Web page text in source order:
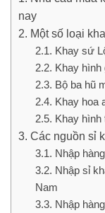
nay
Một số loại
Khay sứ
Khay
Bộ ba hũ
Khay hoa
Khay hình
Các nguồn sỉ
Nhập
Nhập sỉ
Nam
Nhập